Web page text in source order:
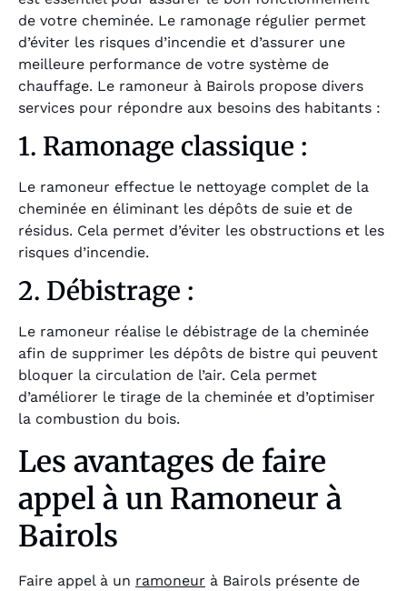
de votre cheminée. Le ramonage régulier permet
d’éviter les risques d’incendie et d’assurer une
meilleure performance de votre système de
chauffage. Le ramoneur à Bairols propose divers
services pour répondre aux besoins des habitants :
1. Ramonage classique :
Le ramoneur effectue le nettoyage complet de la
cheminée en éliminant les dépôts de suie et de
résidus. Cela permet d’éviter les obstructions et les
risques d’incendie.
2. Débistrage :
Le ramoneur réalise le débistrage de la cheminée
afin de supprimer les dépôts de bistre qui peuvent
bloquer la circulation de l’air. Cela permet
d’améliorer le tirage de la cheminée et d’optimiser
la combustion du bois.
Les avantages de faire
appel à un Ramoneur à
Bairols
Faire appel à un ramoneur à Bairols présente de